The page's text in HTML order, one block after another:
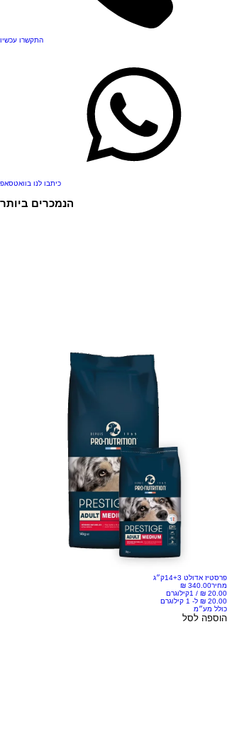
התקשרו עכשיו
כיתבו לנו בוואטסאפ
הנמכרים ביותר
פרסטיז אדולט 14+3ק״ג
מחיר
/ 1קילוגרם
כולל מע״מ
הוספה לסל